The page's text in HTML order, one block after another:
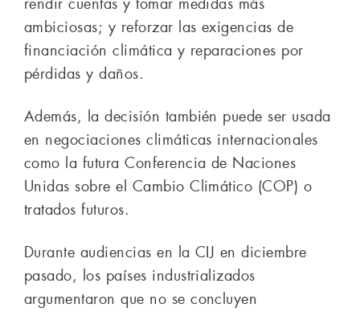
rendir cuentas y tomar medidas más
ambiciosas; y reforzar las exigencias de
financiación climática y reparaciones por
pérdidas y daños.
Además, la decisión también puede ser usada
en negociaciones climáticas internacionales
como la futura Conferencia de Naciones
Unidas sobre el Cambio Climático (COP) o
tratados futuros.
Durante audiencias en la CIJ en diciembre
pasado, los países industrializados
argumentaron que no se concluyen